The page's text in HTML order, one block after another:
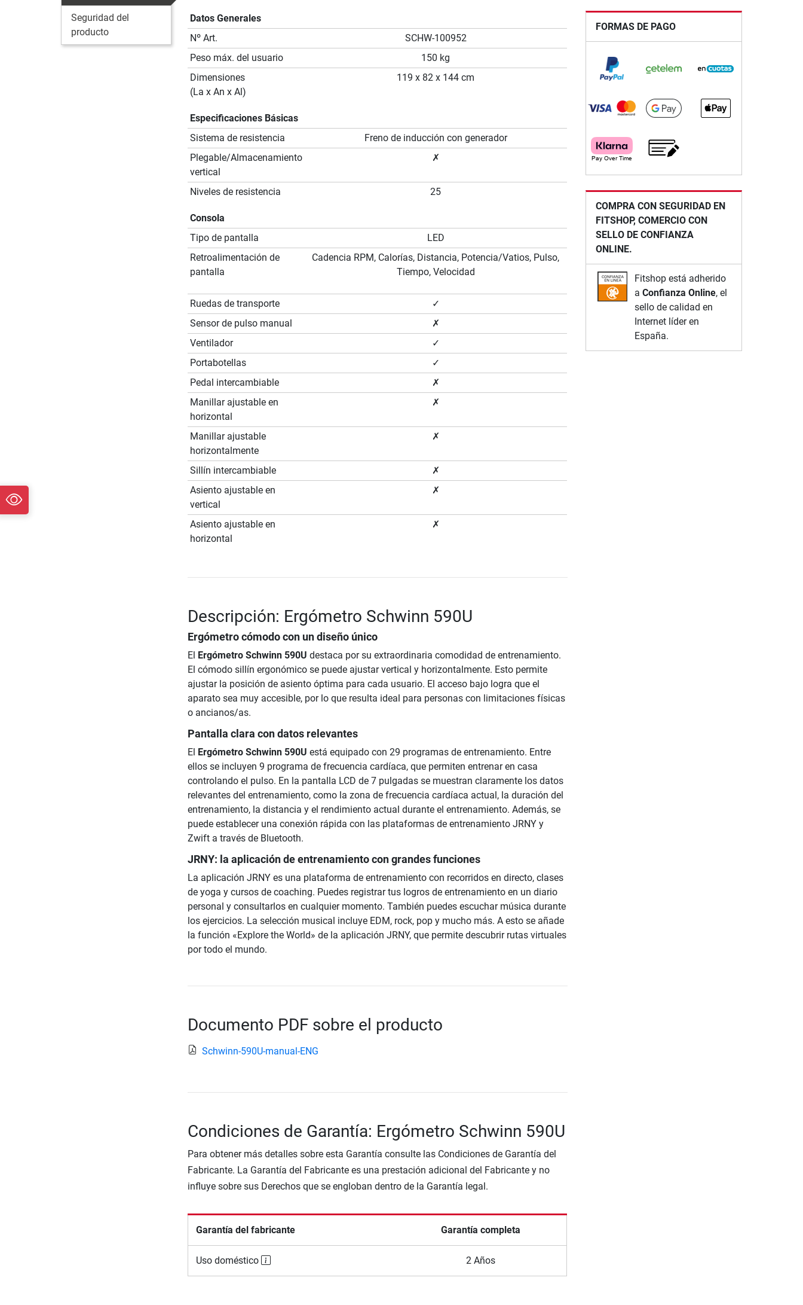
Seguridad del
producto
Datos Generales
Nº Art.
SCHW-100952
Peso máx. del usuario
150 kg
Dimensiones
(La x An x Al)
119 x 82 x 144 cm
Especificaciones Básicas
Sistema de resistencia
Freno de inducción con generador
Plegable/Almacenamiento
vertical
✗
Niveles de resistencia 25
Consola
Tipo de pantalla
LED
Retroalimentación de
pantalla
Cadencia RPM, Calorías, Distancia, Potencia/Vatios, Pulso,
Tiempo, Velocidad
Ruedas de transporte
✓
Sensor de pulso manual
✗
Ventilador
✓
Portabotellas
✓
Pedal intercambiable
✗
Manillar ajustable en
horizontal
✗
Manillar ajustable
horizontalmente
✗
Sillín intercambiable
✗
Asiento ajustable en
vertical
✗
Asiento ajustable en
horizontal
✗
Descripción: Ergómetro Schwinn 590U
Ergómetro cómodo con un diseño único
El Ergómetro Schwinn 590U destaca por su extraordinaria comodidad de entrenamiento.
El cómodo sillín ergonómico se puede ajustar vertical y horizontalmente. Esto permite
ajustar la posición de asiento óptima para cada usuario. El acceso bajo logra que el
aparato sea muy accesible, por lo que resulta ideal para personas con limitaciones físicas
o ancianos/as.
Pantalla clara con datos relevantes
El Ergómetro Schwinn 590U está equipado con 29 programas de entrenamiento. Entre
ellos se incluyen 9 programa de frecuencia cardíaca, que permiten entrenar en casa
controlando el pulso. En la pantalla LCD de 7 pulgadas se muestran claramente los datos
relevantes del entrenamiento, como la zona de frecuencia cardíaca actual, la duración del
entrenamiento, la distancia y el rendimiento actual durante el entrenamiento. Además, se
puede establecer una conexión rápida con las plataformas de entrenamiento JRNY y
Zwift a través de Bluetooth.
JRNY: la aplicación de entrenamiento con grandes funciones
La aplicación JRNY es una plataforma de entrenamiento con recorridos en directo, clases
de yoga y cursos de coaching. Puedes registrar tus logros de entrenamiento en un diario
personal y consultarlos en cualquier momento. También puedes escuchar música durante
los ejercicios. La selección musical incluye EDM, rock, pop y mucho más. A esto se añade
la función «Explore the World» de la aplicación JRNY, que permite descubrir rutas virtuales
por todo el mundo.
Documento PDF sobre el producto
Schwinn-590U-manual-ENG
Condiciones de Garantía: Ergómetro Schwinn 590U
Para obtener más detalles sobre esta Garantía consulte las Condiciones de Garantía del
Fabricante. La Garantía del Fabricante es una prestación adicional del Fabricante y no
influye sobre sus Derechos que se engloban dentro de la Garantía legal.
Garantía del fabricante Garantía completa
Uso doméstico 2 Años
FORMAS DE PAGO
COMPRA CON SEGURIDAD EN
FITSHOP, COMERCIO CON
SELLO DE CONFIANZA
ONLINE.
Fitshop está adherido
a Confianza Online, el
sello de calidad en
Internet líder en
España.